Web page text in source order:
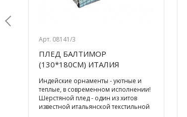
Арт. 08141/3
ПЛЕД БАЛТИМОР
(130*180СМ) ИТАЛИЯ
Индейские орнаменты - уютные и
теплые, в современном исполнении!
Шерстяной плед - один из хитов
известной итальянской текстильной